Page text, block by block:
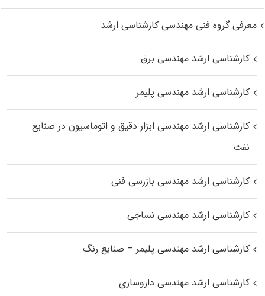
معرفی گروه فنی مهندسی کارشناسی ارشد
کارشناسی ارشد مهندسی برق
کارشناسی ارشد مهندسی پلیمر
کارشناسی ارشد مهندسی ابزار دقیق و اتوماسیون در صنایع
نفت
کارشناسی ارشد مهندسی بازرسی فنی
کارشناسی ارشد مهندسی نساجی
کارشناسی ارشد مهندسی پلیمر – صنایع رنگ
کارشناسی ارشد مهندسی داروسازی